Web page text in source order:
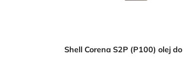
Shell Corena S2P (P100) olej do